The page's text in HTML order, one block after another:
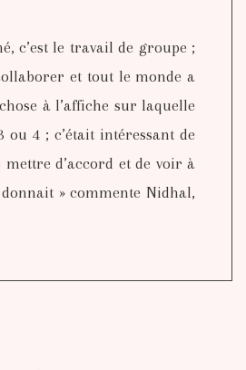
c’est le travail de groupe ;
et tout le monde a
à l’affiche sur laquelle
4 ; c’était intéressant de
d’accord et de voir à
» commente Nidhal,